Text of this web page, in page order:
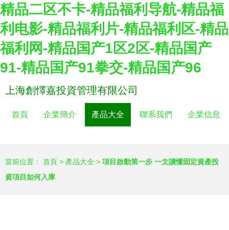
精品二区不卡-精品福利导航-精品福
利电影-精品福利片-精品福利区-精品
福利网-精品国产1区2区-精品国产
91-精品国产91拳交-精品国产96
上海創懌嘉投資管理有限公司
首頁 企業簡介 產品大全 聯系我們 企業信息
當前位置： 首頁 > 產品大全 > 項目啟動第一步 一文讀懂固定資產投
資項目如何入庫